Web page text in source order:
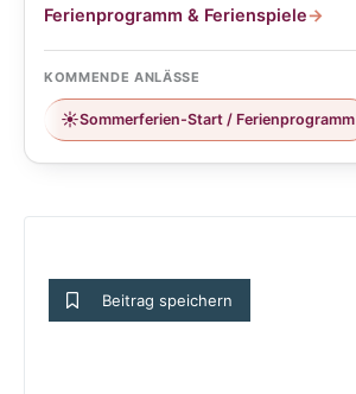
Ferienprogramm & Ferienspiele→
KOMMENDE ANLÄSSE
☀️Sommerferien-Start / Ferienprogramm
Beitrag speichern